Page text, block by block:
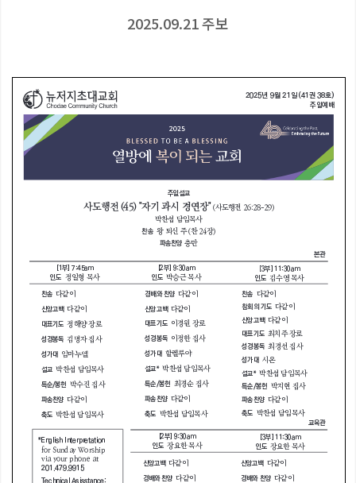
2025.09.21 주보